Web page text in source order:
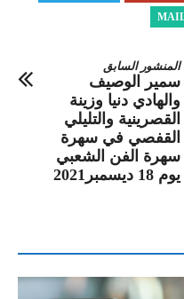
المنشور السابق
سمير الوصيف
والهادي دنيا وزينة
القصرينية والتليلي
القفصي في سهرة
سهرة الفن الشعبي
يوم 18 ديسمبر2021